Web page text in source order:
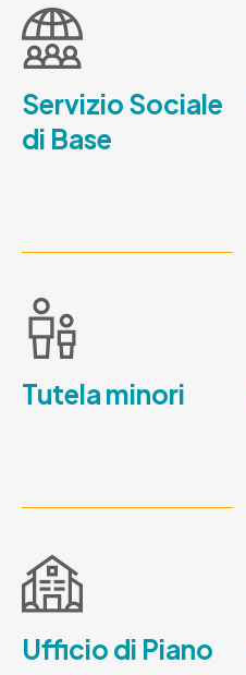
Servizio Sociale
di Base
Tutela minori
Ufficio di Piano